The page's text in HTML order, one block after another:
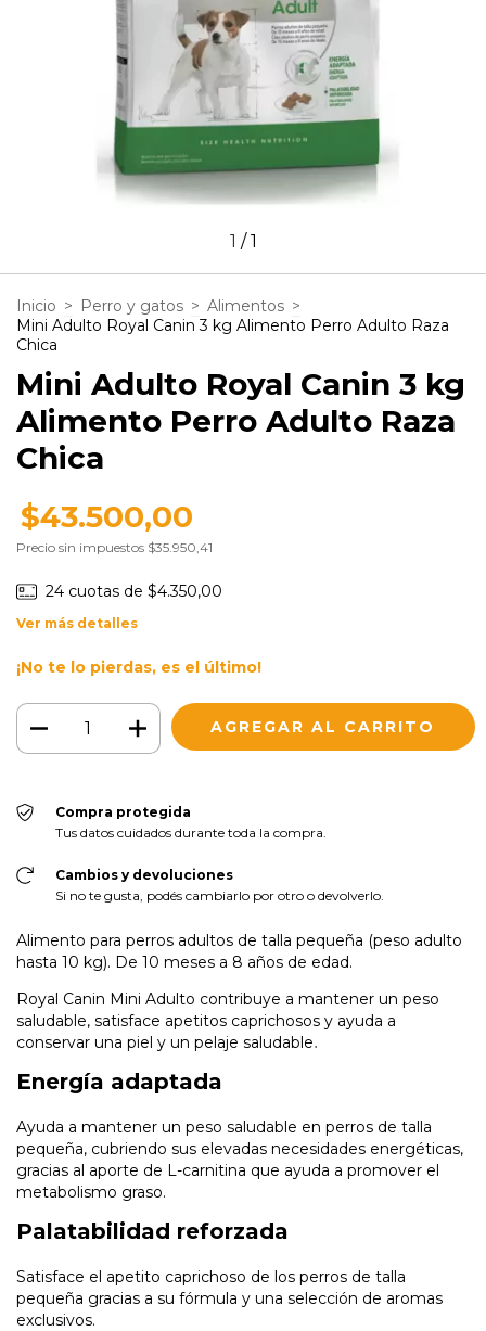
1 /1
Inicio > Perro y gatos > Alimentos >
Mini Adulto Royal Canin 3 kg Alimento Perro Adulto Raza
Chica
Mini Adulto Royal Canin 3 kg
Alimento Perro Adulto Raza
Chica
$43.500,00
Precio sin impuestos $35.950,41
24 cuotas de $4.350,00
Ver más detalles
¡No te lo pierdas, es el último!
Compra protegida
Tus datos cuidados durante toda la compra.
Cambios y devoluciones
Si no te gusta, podés cambiarlo por otro o devolverlo.
Alimento para perros adultos de talla pequeña (peso adulto
hasta 10 kg). De 10 meses a 8 años de edad.
Royal Canin Mini Adulto contribuye a mantener un peso
saludable, satisface apetitos caprichosos y ayuda a
conservar una piel y un pelaje saludable.
Energía adaptada
Ayuda a mantener un peso saludable en perros de talla
pequeña, cubriendo sus elevadas necesidades energéticas,
gracias al aporte de L-carnitina que ayuda a promover el
metabolismo graso.
Palatabilidad reforzada
Satisface el apetito caprichoso de los perros de talla
pequeña gracias a su fórmula y una selección de aromas
exclusivos.